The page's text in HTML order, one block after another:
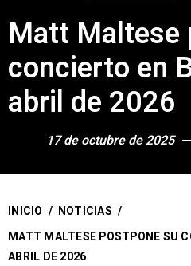
Matt Maltese
concierto en
abril de 2026
17 de octubre de 2025
INICIO / NOTICIAS /
MATT MALTESE POSTPONE SU
ABRIL DE 2026